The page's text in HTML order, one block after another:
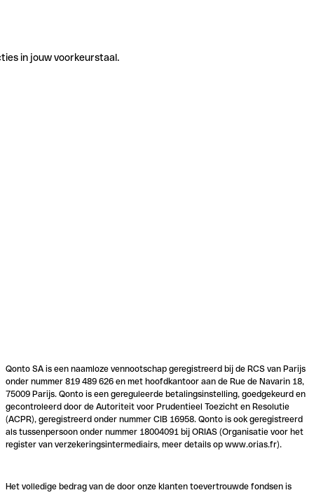
in jouw voorkeurstaal.
Qonto SA is een naamloze vennootschap geregistreerd bij de RCS van Parijs
onder nummer 819 489 626 en met hoofdkantoor aan de Rue de Navarin 18,
75009 Parijs. Qonto is een gereguleerde betalingsinstelling, goedgekeurd en
gecontroleerd door de Autoriteit voor Prudentieel Toezicht en Resolutie
(ACPR), geregistreerd onder nummer CIB 16958. Qonto is ook geregistreerd
als tussenpersoon onder nummer 18004091 bij ORIAS (Organisatie voor het
register van verzekeringsintermediairs, meer details op www.orias.fr).
Het volledige bedrag van de door onze klanten toevertrouwde fondsen is